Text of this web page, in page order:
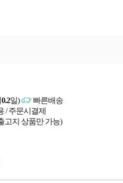
0.2일)
빠른배송
/ 주문시결제
고지 상품만 가능)